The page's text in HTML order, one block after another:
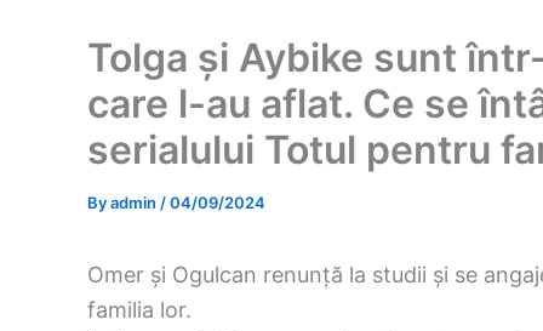
Tolga și Aybike sunt
care l-au aflat. Ce se
serialului Totul pentru
Byadmin /04/09/2024
Omer și Ogulcan renunță la studii și se
familia lor.